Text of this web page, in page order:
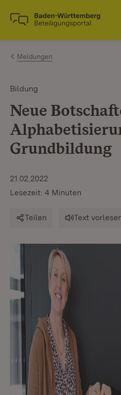
Zum Inhalt springen
Link zur Startseite
Meldungen
Bildung
Neue
Grundbildung
21.02.2022
Lesezeit: 4 Minuten
Teilen Text